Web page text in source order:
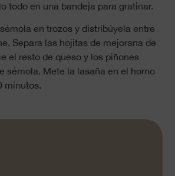
todo en una bandeja para gratinar.
en trozos y distribúyela entre
Separa las hojitas de mejorana de
el resto de queso y los piñones
sémola. Mete la lasaña en el horno
minutos.